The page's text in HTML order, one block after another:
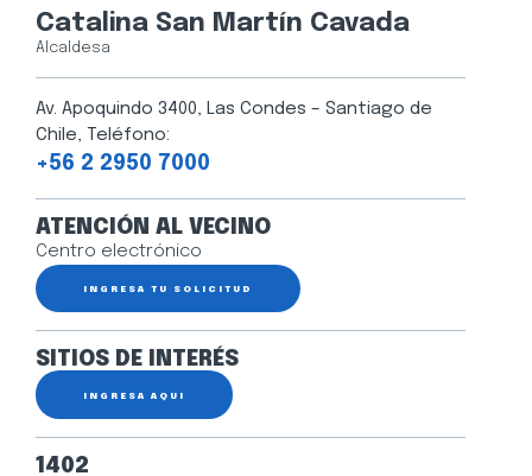
Catalina San Martín Cavada
Alcaldesa
Av. Apoquindo 3400, Las Condes – Santiago de
Chile, Teléfono:
+56 2 2950 7000
ATENCIÓN AL VECINO
Centro electrónico
INGRESA TU SOLICITUD
SITIOS DE INTERÉS
INGRESA AQUÍ
1402